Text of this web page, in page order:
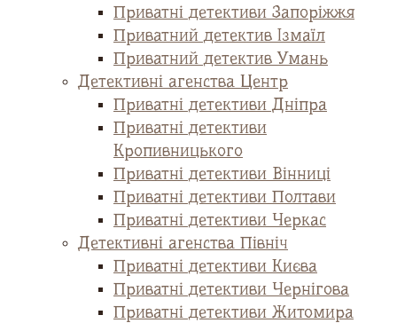
Приватні детективи Запоріжжя
Приватний детектив Ізмаїл
Приватний детектив Умань
Детективні агенства Центр
Приватні детективи Дніпра
Приватні детективи
Кропивницького
Приватні детективи Вінниці
Приватні детективи Полтави
Приватні детективи Черкас
Детективні агенства Північ
Приватні детективи Києва
Приватні детективи Чернігова
Приватні детективи Житомира